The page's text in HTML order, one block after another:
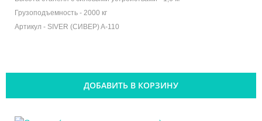
Грузоподъемность - 2000 кг
Артикул - SIVER (СИВЕР) A-110
ДОБАВИТЬ В КОРЗИНУ